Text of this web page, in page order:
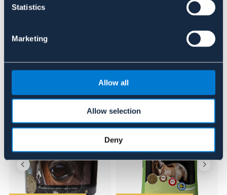
Statistics
Marketing
Allow all
Allow selection
Deny
Om varumärket
Liknande produkter